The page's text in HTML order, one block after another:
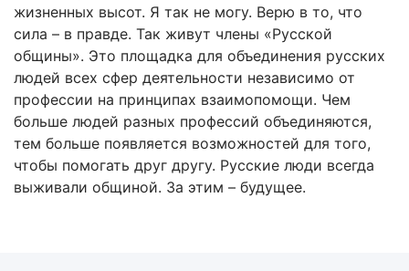
жизненных высот. Я так не могу. Верю в то, что
сила – в правде. Так живут члены «Русской
общины». Это площадка для объединения русских
людей всех сфер деятельности независимо от
профессии на принципах взаимопомощи. Чем
больше людей разных профессий объединяются,
тем больше появляется возможностей для того,
чтобы помогать друг другу. Русские люди всегда
выживали общиной. За этим – будущее.